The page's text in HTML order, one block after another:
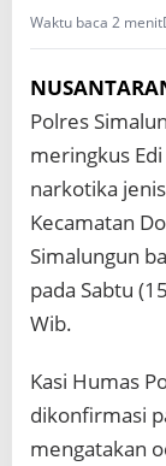
Waktu baca 2 menit
Polres
meringkus
narkotika
Kecamatan
Simalungun
pada Sabtu
Wib.
Kasi Humas
dikonfirmasi
mengatakan